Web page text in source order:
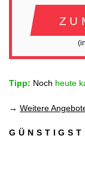
Tipp: Noch heute
→ Weitere